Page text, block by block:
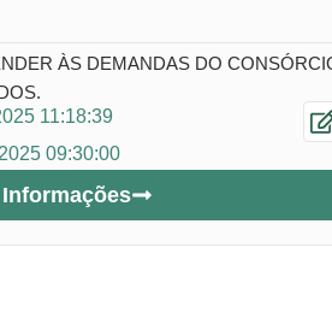
ÀS DEMANDAS DO
11:18:39
09:30:00